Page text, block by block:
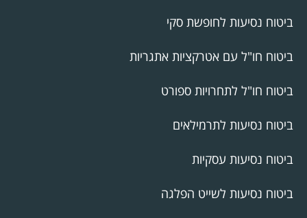
ביטוח נסיעות לחופשת סקי
ביטוח חו"ל עם אטרקציות אתגריות
ביטוח חו"ל לתחרויות ספורט
ביטוח נסיעות לתרמילאים
ביטוח נסיעות עסקיות
ביטוח נסיעות לשייט הפלגה